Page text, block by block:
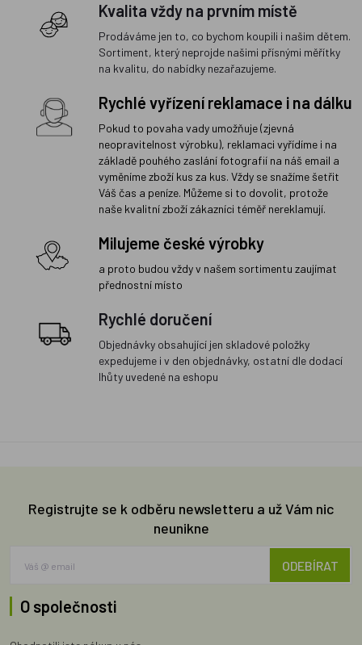
Kvalita vždy na prvním místě
Prodáváme jen to, co bychom koupili i našim dětem.
Sortiment, který neprojde našimi přísnými měřítky
na kvalitu, do nabídky nezařazujeme.
Rychlé vyřízení reklamace i na dálku
Pokud to povaha vady umožňuje (zjevná
neopravitelnost výrobku), reklamaci vyřídíme i na
základě pouhého zaslání fotografií na náš email a
vyměníme zboží kus za kus. Vždy se snažíme šetřit
Váš čas a peníze. Můžeme si to dovolit, protože
naše kvalitní zboží zákazníci téměř nereklamují.
Milujeme české výrobky
a proto budou vždy v našem sortimentu zaujímat
přednostní místo
Rychlé doručení
Objednávky obsahující jen skladové položky
expedujeme i v den objednávky, ostatní dle dodací
lhůty uvedené na eshopu
Registrujte se k odběru newsletteru a už Vám nic
neunikne
ODEBÍRAT
O společnosti